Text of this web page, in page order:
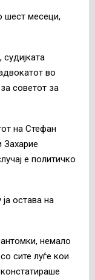
шест месеци,
во
советот за
на Стефан
е политичко
остава на
немало
сите луѓе кои